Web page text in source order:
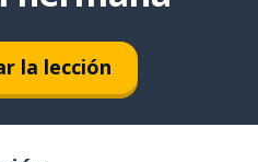
la lección